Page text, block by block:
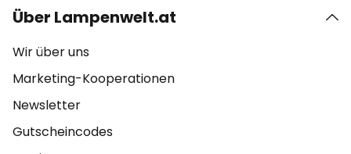
Über Lampenwelt.at
Wir über uns
Marketing-Kooperationen
Newsletter
Gutscheincodes